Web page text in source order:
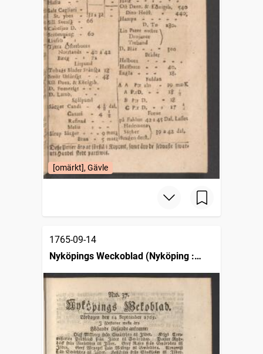
[omärkt], Gävle
1765-09-14
Nyköpings Weckoblad (Nyköping :